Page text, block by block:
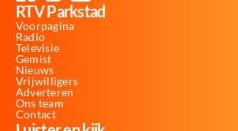
RTV Parkstad
Voorpagina
Radio
Televisie
Gemist
Nieuws
Vrijwilligers
Adverteren
Ons team
Contact